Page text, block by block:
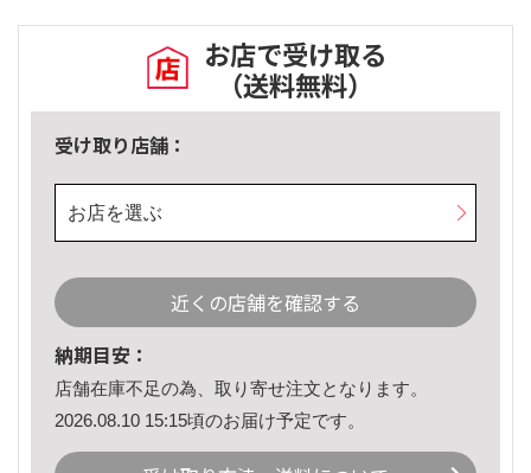
お店で受け取る
（送料無料）
受け取り店舗：
お店を選ぶ
近くの店舗を確認する
納期目安：
店舗在庫不足の為、取り寄せ注文となります。
2026.08.10 15:15頃のお届け予定です。